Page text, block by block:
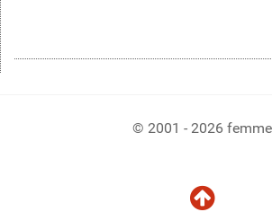
© 2001 - 2026 femme